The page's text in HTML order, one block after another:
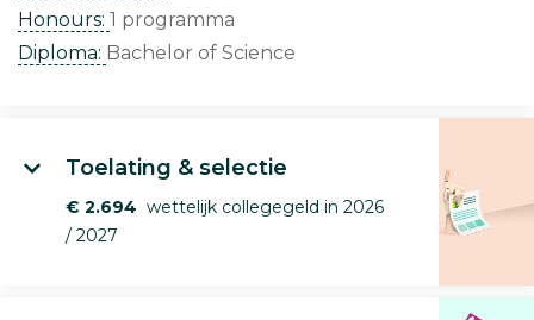
Honours: 1 programma
Diploma: Bachelor of Science
Toelating & selectie
€ 2.694 wettelijk collegegeld in 2026
/ 2027